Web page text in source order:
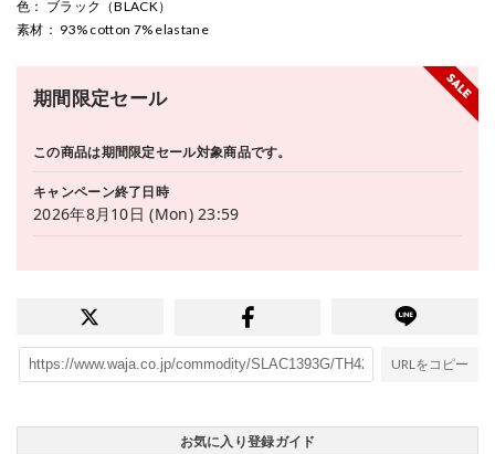
色 ： ブラック（BLACK）
素材 ： 93% cotton 7% elastane
期間限定セール
この商品は期間限定セール対象商品です。
キャンペーン終了日時
2026年8月10日 (Mon) 23:59
URLをコピー
お気に入り登録ガイド